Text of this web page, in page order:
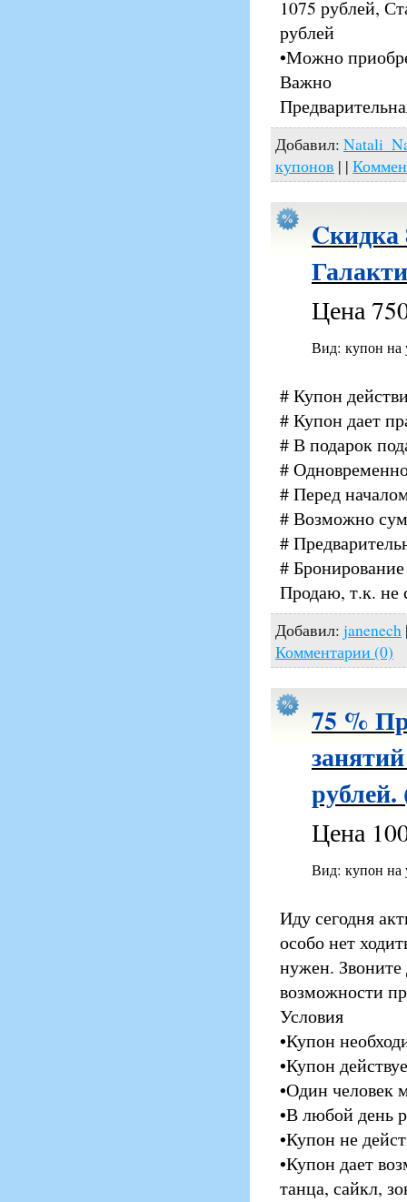
1075 рублей,
рублей
•Можно
Важно
Добавил:
купонов | |
Cкидка
Цена
Вид: купон
# Купон
# Купон дает
# В подарок
#
# Перед
# Возможно
#
#
Продаю, т.к. не
Добавил: janenech
Комментарии (0)
75 %
Цена
Вид: купон
Иду сегодня
особо нет
нужен. Звоните
возможности
Условия
•Купон
•Купон
•Один человек
•В любой день
•Купон не
•Купон дает
танца, сайкл,